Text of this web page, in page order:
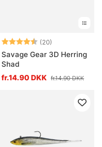
Vurdering: (20)
Savage Gear 3D Herring
Shad
fr.14.90 DKK fr.14.90 DKK